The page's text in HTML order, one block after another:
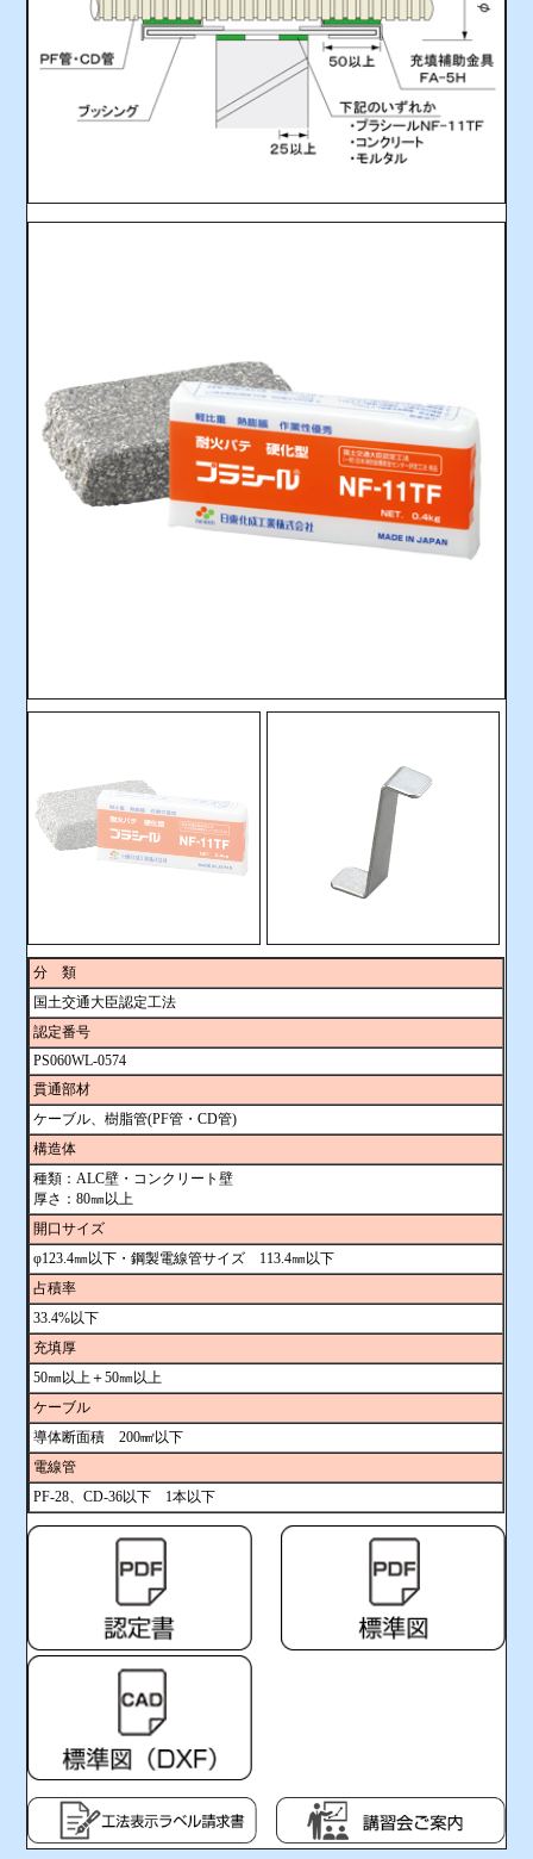
分 類
国土交通大臣認定工法
認定番号
PS060WL-0574
貫通部材
ケーブル、樹脂管(PF管・CD管)
構造体
種類：ALC壁・コンクリート壁
厚さ：80㎜以上
開口サイズ
φ123.4㎜以下・鋼製電線管サイズ 113.4㎜以下
占積率
33.4%以下
充填厚
50㎜以上＋50㎜以上
ケーブル
導体断面積 200㎟以下
電線管
PF-28、CD-36以下 1本以下